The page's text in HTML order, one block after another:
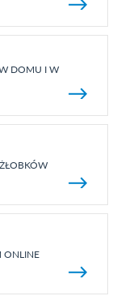
DOMU I W
ONLINE